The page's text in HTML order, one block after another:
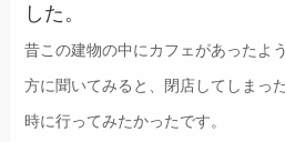
した。
昔この建物の中にカフェがあったよ
方に聞いてみると、閉店してしまっ
時に行ってみたかったです。